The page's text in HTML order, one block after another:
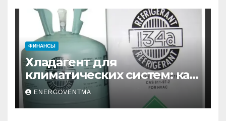
ФИНАНСЫ
Хладагент для
климатических систем: как
выбрать и купить фреон в
Санкт-Петербурге
ENERGOVENTMA